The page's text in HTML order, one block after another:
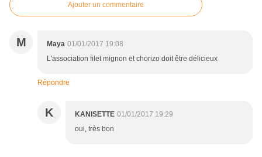
Ajouter un commentaire
M Maya 01/01/2017 19:08
L'association filet mignon et chorizo doit être délicieux
Répondre
K KANISETTE 01/01/2017 19:29
oui, très bon